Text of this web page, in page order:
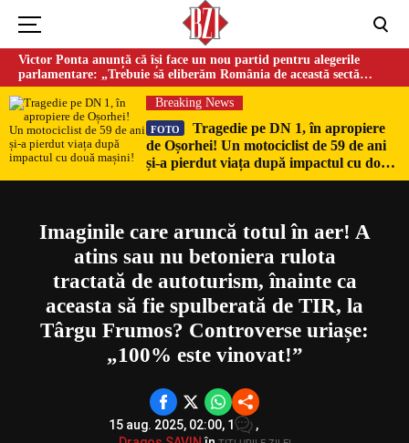
Victor Ponta anunță că își face un nou partid pentru alegerile
parlamentare: „Trebuie să eliberăm România de această sectă
globalistă”
Breaking News
FOTO
Tragedie pe DN 1, în apropiere
de Oșorhei! Un motociclist de 59 de ani
și-a pierdut viața după impactul cu două
mașini!
Could not play video.
There was a problem trying to load the video.
Imaginile care aruncă totul în aer! A
atins sau nu betoniera rulota
tractată de autoturism, înainte ca
aceasta să fie spulberată de TIR, la
Târgu Frumos? Controverse uriașe:
„100% este vinovat!”
15 aug. 2025, 02:00, 1
,